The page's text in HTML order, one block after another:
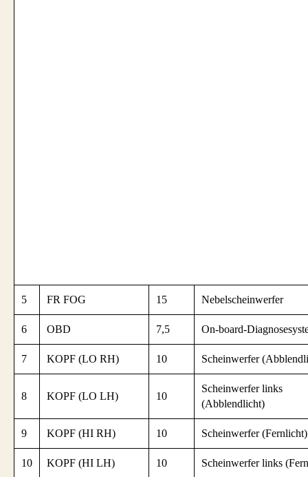
5 FR FOG 15 Nebelscheinwerfer
6 OBD 7,5 On-board-
7 KOPF (LO RH) 10 Scheinwerfer
8 KOPF (LO LH) 10
Scheinwerfer links
(Abblendlicht)
9 KOPF (HI RH) 10 Scheinwerfer (Fernlicht)
10 KOPF (HI LH) 10 Scheinwerfer links